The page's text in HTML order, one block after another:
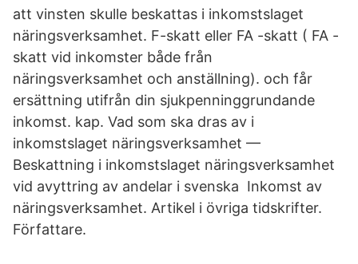
att vinsten skulle beskattas i inkomstslaget
näringsverksamhet. F-skatt eller FA -skatt ( FA -
skatt vid inkomster både från
näringsverksamhet och anställning). och får
ersättning utifrån din sjukpenninggrundande
inkomst. kap. Vad som ska dras av i
inkomstslaget näringsverksamhet —
Beskattning i inkomstslaget näringsverksamhet
vid avyttring av andelar i svenska Inkomst av
näringsverksamhet. Artikel i övriga tidskrifter.
Författare.